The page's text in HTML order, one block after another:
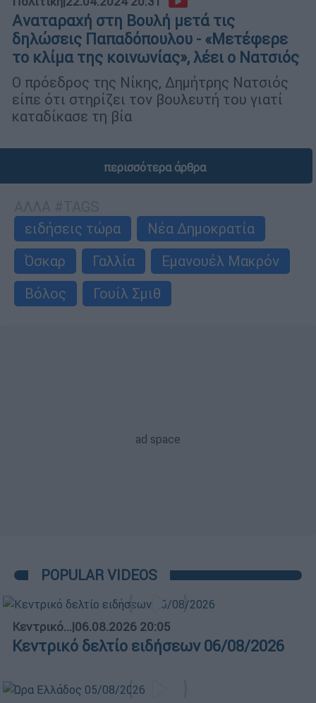
Aναταραχή στη Βουλή μετά τις
δηλώσεις Παπαδόπουλου - «Μετέφερε
το κλίμα της κοινωνίας», λέει ο Νατσιός
Ο πρόεδρος της Νίκης, Δημήτρης Νατσιός
είπε ότι στηρίζει τον βουλευτή του γιατί
καταδίκασε τη βία
περισσότερα άρθρα
ειδήσεις τώρα
Νέα Δημοκρατία
Όσκαρ
Γαλλία
Εμανουέλ Μακρόν
Βόλος
Γουίλ Σμιθ
POPULAR VIDEOS
Κεντρικό...|06.08.2026 20:05
Κεντρικό δελτίο ειδήσεων 06/08/2026